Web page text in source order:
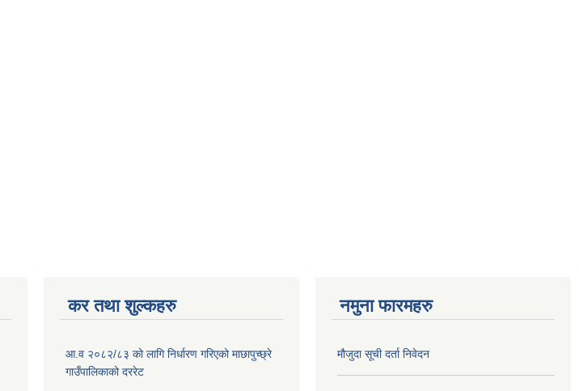
कर तथा शुल्कहरु
आ.व २०८२/८३ को लागि निर्धारण गरिएको माछापुच्छ्रे
गाउँपालिकाको दररेट
नमुना फारमहरु
मौजुदा सूची दर्ता निवेदन